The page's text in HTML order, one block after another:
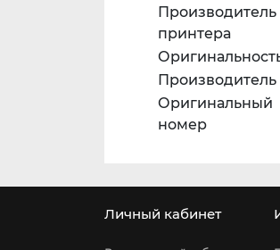
Производитель
принтера
Производитель
Оригинальный
номер
Личный кабинет